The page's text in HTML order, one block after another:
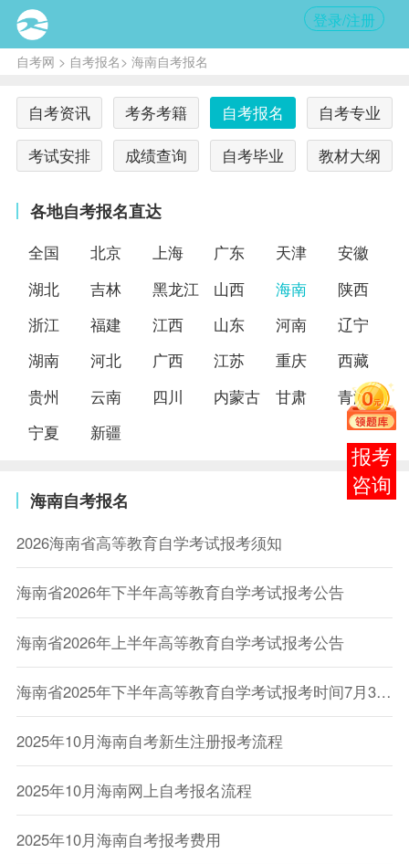
登录/注册
自考网 > 自考报名> 海南自考报名
自考资讯 考务考籍 自考报名
自考专业
考试安排
成绩查询 自考毕业 教材大纲
各地自考报名直达
全国 北京 上海 广东 天津
安徽
湖北
吉林 黑龙江 山西 海南
陕西
浙江
福建 江西 山东 河南
辽宁
湖南
河北 广西 江苏 重庆
西藏
贵州
云南 四川 内蒙古 甘肃
青海
宁夏
新疆
海南自考报名
2026海南省高等教育自学考试报考须知
海南省2026年下半年高等教育自学考试报考公告
海南省2026年上半年高等教育自学考试报考公告
海南省2025年下半年高等教育自学考试报考时间7月3日-12日
2025年10月海南自考新生注册报考流程
2025年10月海南网上自考报名流程
2025年10月海南自考报考费用
报考
咨询